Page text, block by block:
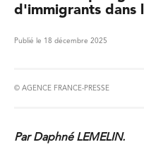
d'immigrants dans
Publié le 18 décembre 2025
© AGENCE FRANCE-PRESSE
Par Daphné LEMELIN.